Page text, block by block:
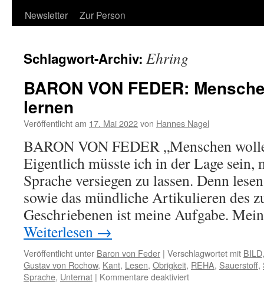
Newsletter
Zur Person
Schlagwort-Archiv: Ehring
BARON VON FEDER:
lernen
Veröffentlicht am 17. Mai 2022von Hannes Nagel
BARON VON FEDER „Menschen
Eigentlich müsste ich in der Lage sein,
Sprache versiegen zu lassen. Denn
sowie das mündliche Artikulieren des
Geschriebenen ist meine Aufgabe.
Weiterlesen →
Veröffentlicht unter Baron von Feder | Verschlagwortet mit BILD
Gustav von Rochow, Kant, Lesen, Obrigkeit, REHA, Sauerstoff,
Sprache, Unternat | Kommentare deaktiviertfür